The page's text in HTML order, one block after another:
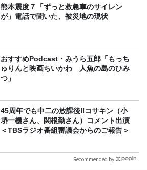
熊本震度７「ずっと救急車のサイレン
が」電話で聞いた、被災地の現状
おすすめPodcast・みうら五郎「もっち
ゅりんと映画ちいかわ 人魚の島のひみ
つ」
45周年でも中二の放課後‼コサキン（小
堺一機さん、関根勤さん）コメント出演
＜TBSラジオ番組審議会からのご報告＞
Recommended by